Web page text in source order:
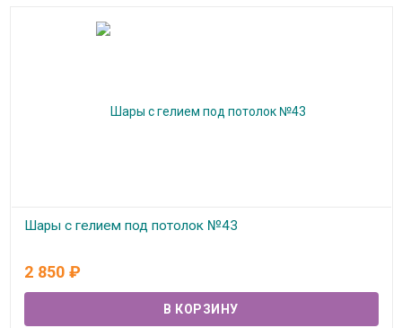
Шары с гелием под потолок №43
2 850 ₽